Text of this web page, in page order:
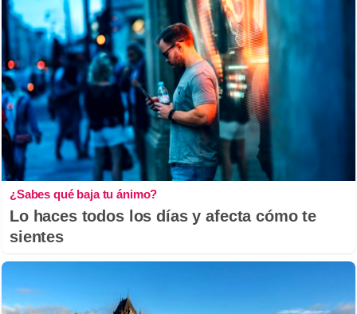
¿Sabes qué baja tu ánimo?
Lo haces todos los días y afecta cómo te
sientes